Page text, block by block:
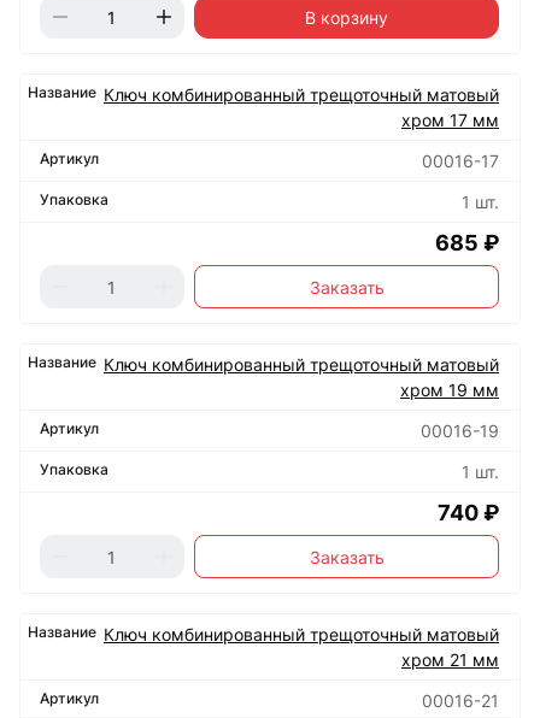
В корзину
Ключ комбинированный трещоточный матовый
хром 17 мм
00016-17
1 шт.
685 ₽
Заказать
Ключ комбинированный трещоточный матовый
хром 19 мм
00016-19
1 шт.
740 ₽
Заказать
Ключ комбинированный трещоточный матовый
хром 21 мм
00016-21